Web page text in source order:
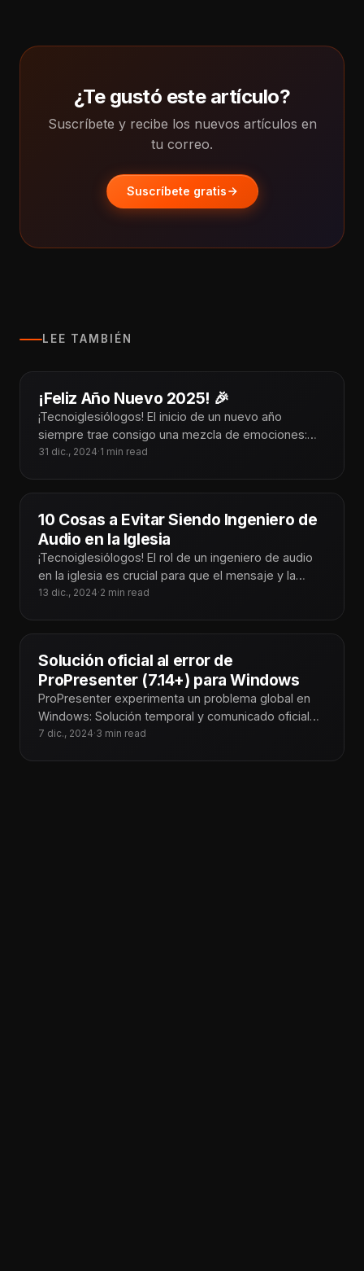
¿Te gustó este artículo?
Suscríbete y recibe los nuevos artículos en
tu correo.
Suscríbete gratis
LEE TAMBIÉN
¡Feliz Año Nuevo 2025! 🎉
¡Tecnoiglesiólogos! El inicio de un nuevo año
siempre trae consigo una mezcla de emociones:
gratitud por las bendiciones del año
31 dic., 2024·1 min read
10 Cosas a Evitar Siendo Ingeniero de
Audio en la Iglesia
¡Tecnoiglesiólogos! El rol de un ingeniero de audio
en la iglesia es crucial para que el mensaje y la
adoración
13 dic., 2024·2 min read
Solución oficial al error de
ProPresenter (7.14+) para Windows
ProPresenter experimenta un problema global en
Windows: Solución temporal y comunicado oficial
En Tecnoiglesia, somos conscientes del impacto
7 dic., 2024·3 min read